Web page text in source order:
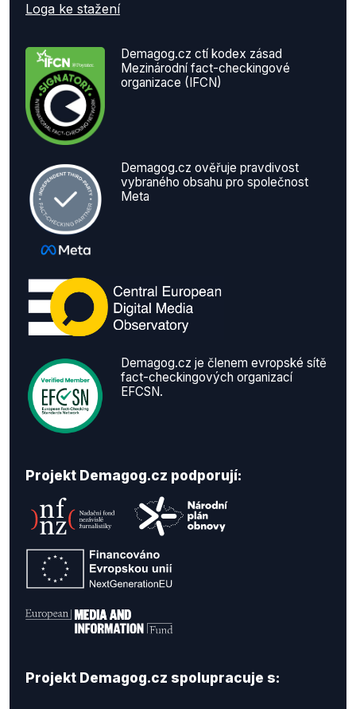
Loga ke stažení
Demagog.cz ctí kodex zásad
Mezinárodní fact-checkingové
organizace (IFCN)
Demagog.cz ověřuje pravdivost
vybraného obsahu pro společnost
Meta
Demagog.cz je členem evropské sítě
fact-checkingových organizací
EFCSN.
Projekt Demagog.cz podporují:
Projekt Demagog.cz spolupracuje s: